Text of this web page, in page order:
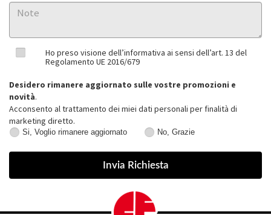
Ho preso visione dell’informativa ai sensi dell’art. 13 del
Regolamento UE 2016/679
Desidero rimanere aggiornato sulle vostre promozioni e
novità.
Acconsento al trattamento dei miei dati personali per finalità di
marketing diretto.
Voglio
Si, Voglio rimanere aggiornato
Grazie
No, Grazie